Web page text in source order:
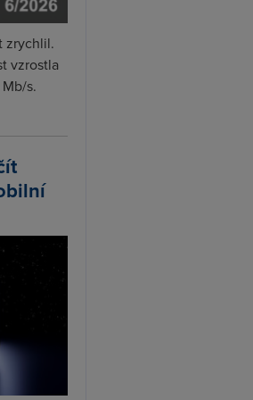
zrychlil.
vzrostla
s.